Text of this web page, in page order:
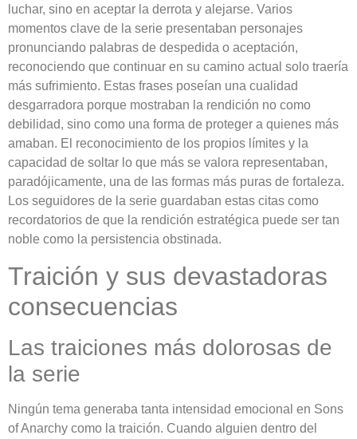
luchar, sino en aceptar la derrota y alejarse. Varios
momentos clave de la serie presentaban personajes
pronunciando palabras de despedida o aceptación,
reconociendo que continuar en su camino actual solo traería
más sufrimiento. Estas frases poseían una cualidad
desgarradora porque mostraban la rendición no como
debilidad, sino como una forma de proteger a quienes más
amaban. El reconocimiento de los propios límites y la
capacidad de soltar lo que más se valora representaban,
paradójicamente, una de las formas más puras de fortaleza.
Los seguidores de la serie guardaban estas citas como
recordatorios de que la rendición estratégica puede ser tan
noble como la persistencia obstinada.
Traición y sus devastadoras
consecuencias
Las traiciones más dolorosas de
la serie
Ningún tema generaba tanta intensidad emocional en Sons
of Anarchy como la traición. Cuando alguien dentro del